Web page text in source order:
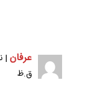
عرفان
ق.ظ